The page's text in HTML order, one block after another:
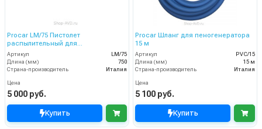
Procar LM/75 Пистолет
распылительный для
пеногенератора в сборе 750 мм
Артикул
LM/75
Длина (мм)
750
Страна-производитель
Италия
Цена
5 000 руб.
Купить
Procar Шланг для пеногенератора
15 м
Артикул
PVC/15
Длина (мм)
15 м
Страна-производитель
Италия
Цена
5 100 руб.
Купить